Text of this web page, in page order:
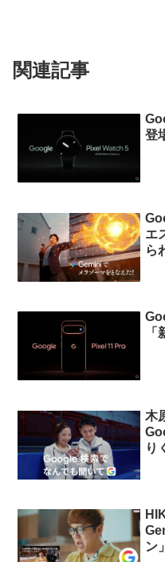
関連記事
登
エ
ら
木
Google の
り
ン